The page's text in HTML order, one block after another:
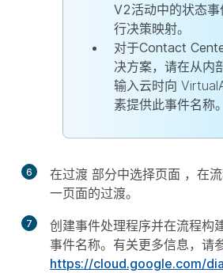
V2活动中的状态事
行决策映射。
对于Contact
决方案，请在从内
输入云时向
素提供此事件名称。
6 在过渡 部分中选择页面 ，在
一页面的过渡。
7
创建事件处理程序并在流程构
事件名称。有关更多信息，请
https://cloud.google.com/